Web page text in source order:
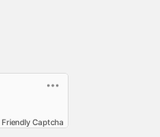
Friendly Captcha